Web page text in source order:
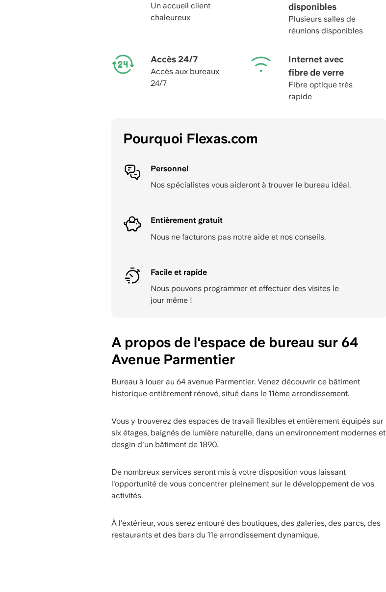
Un accueil client
chaleureux
disponibles
Plusieurs salles de
réunions disponibles
Accès 24/7
Accès aux bureaux
24/7
Internet avec
fibre de verre
Fibre optique très
rapide
Pourquoi Flexas.com
Personnel
Nos spécialistes vous aideront à trouver le bureau idéal.
Entièrement gratuit
Nous ne facturons pas notre aide et nos conseils.
Facile et rapide
Nous pouvons programmer et effectuer des visites le
jour même !
A propos de l'espace de bureau sur 64
Avenue Parmentier
Bureau à louer au 64 avenue Parmentier. Venez découvrir ce bâtiment
historique entièrement rénové, situé dans le 11ème arrondissement.
Vous y trouverez des espaces de travail flexibles et entièrement équipés sur
six étages, baignés de lumière naturelle, dans un environnement modernes et
desgin d'un bâtiment de 1890.
De nombreux services seront mis à votre disposition vous laissant
l'opportunité de vous concentrer pleinement sur le développement de vos
activités.
À l'extérieur, vous serez entouré des boutiques, des galeries, des parcs, des
restaurants et des bars du 11e arrondissement dynamique.